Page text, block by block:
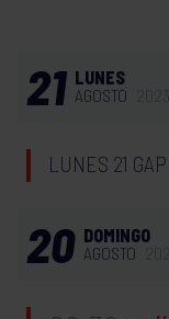
21 LUNES
AGOSTO
LUNES 21
20 DOMINGO
AGOSTO